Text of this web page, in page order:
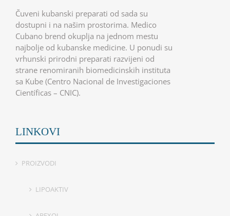
Čuveni kubanski preparati od sada su
dostupni i na našim prostorima. Medico
Cubano brend okuplja na jednom mestu
najbolje od kubanske medicine. U ponudi su
vrhunski prirodni preparati razvijeni od
strane renomiranih biomedicinskih instituta
sa Kube (Centro Nacional de Investigaciones
Científicas – CNIC).
LINKOVI
PROIZVODI
LIPOAKTIV